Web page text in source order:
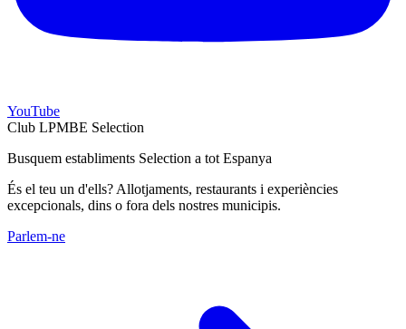
YouTube
Club LPMBE Selection
Busquem establiments Selection a tot Espanya
És el teu un d'ells? Allotjaments, restaurants i experiències
excepcionals, dins o fora dels nostres municipis.
Parlem-ne